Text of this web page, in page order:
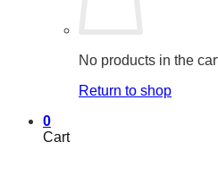
No products in the
Return to shop
0
Cart